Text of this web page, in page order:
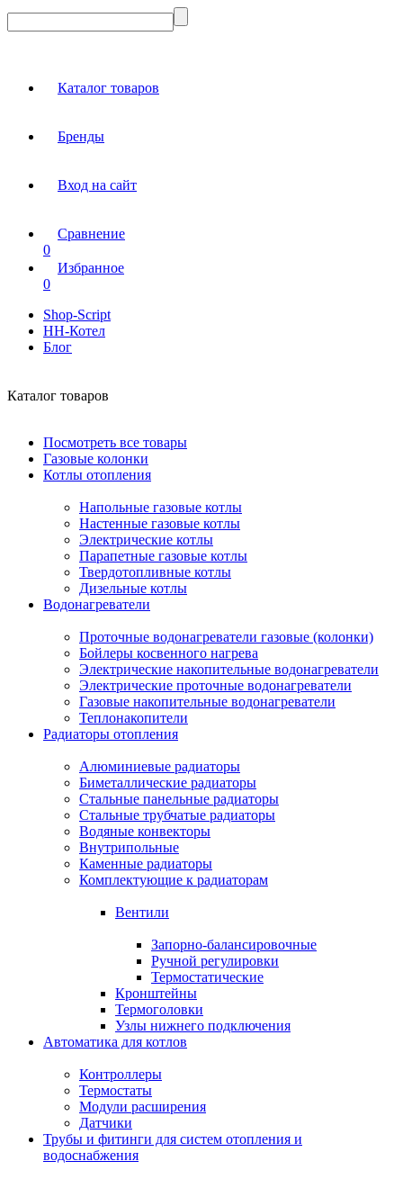
Каталог товаров
Бренды
Вход на сайт
Сравнение
0
Избранное
0
Shop-Script
НН-Котел
Блог
Каталог товаров
Посмотреть все товары
Газовые колонки
Котлы отопления
Напольные газовые котлы
Настенные газовые котлы
Электрические котлы
Парапетные газовые котлы
Твердотопливные котлы
Дизельные котлы
Водонагреватели
Проточные водонагреватели газовые (колонки)
Бойлеры косвенного нагрева
Электрические накопительные водонагреватели
Электрические проточные водонагреватели
Газовые накопительные водонагреватели
Теплонакопители
Радиаторы отопления
Алюминиевые радиаторы
Биметаллические радиаторы
Стальные панельные радиаторы
Стальные трубчатые радиаторы
Водяные конвекторы
Внутрипольные
Каменные радиаторы
Комплектующие к радиаторам
Вентили
Запорно-балансировочные
Ручной регулировки
Термостатические
Кронштейны
Термоголовки
Узлы нижнего подключения
Автоматика для котлов
Контроллеры
Термостаты
Модули расширения
Датчики
Трубы и фитинги для систем отопления и
водоснабжения